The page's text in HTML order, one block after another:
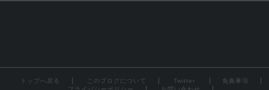
トップへ戻る このブログについて Twitter
免責事項